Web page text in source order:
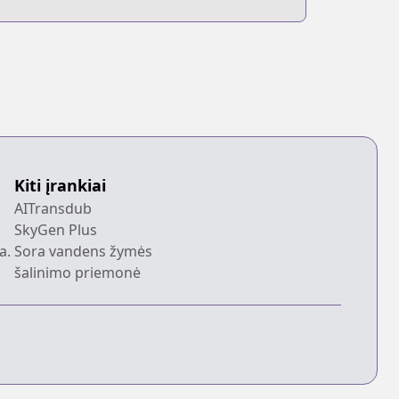
Kiti įrankiai
AITransdub
SkyGen Plus
Sora vandens žymės
šalinimo priemonė